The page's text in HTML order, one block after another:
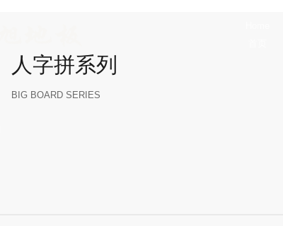
人字拼系列
BIG BOARD SERIES